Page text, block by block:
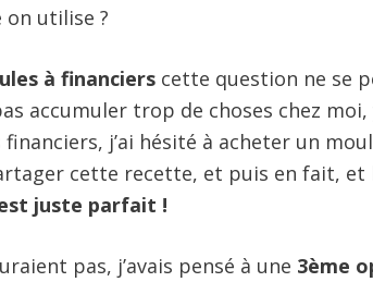
utilise ?
à financiers cette question ne se
accumuler trop de choses chez
j’ai hésité à acheter un
cette recette, et puis en fait, et
juste parfait !
pas, j’avais pensé à une 3ème